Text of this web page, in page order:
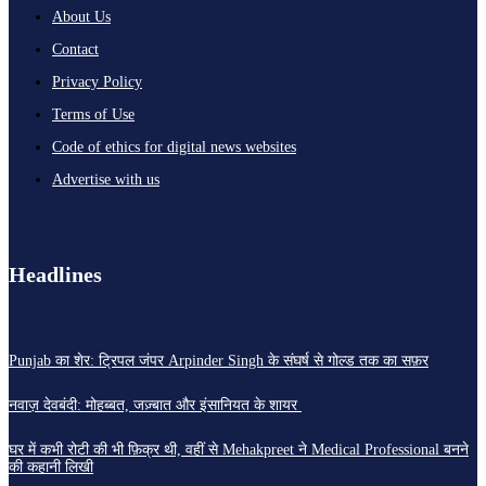
About Us
Contact
Privacy Policy
Terms of Use
Code of ethics for digital news websites
Advertise with us
Headlines
Punjab का शेर: ट्रिपल जंपर Arpinder Singh के संघर्ष से गोल्ड तक का सफ़र
नवाज़ देवबंदी: मोहब्बत, जज़्बात और इंसानियत के शायर
घर में कभी रोटी की भी फ़िक्र थी, वहीं से Mehakpreet ने Medical Professional बनने
की कहानी लिखी